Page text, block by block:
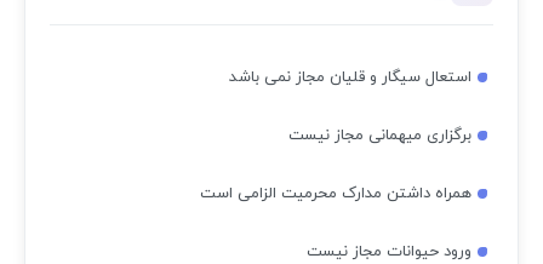
استعال سیگار و قلیان مجاز نمی باشد
برگزاری میهمانی مجاز نیست
همراه داشتن مدارک محرمیت الزامی است
ورود حیوانات مجاز نیست